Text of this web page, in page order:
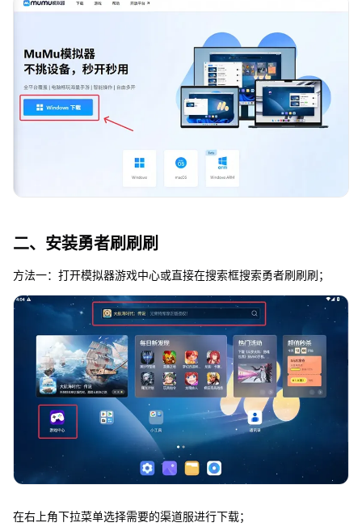
二、安装勇者刷刷刷
方法一：打开模拟器游戏中心或直接在搜索框搜索勇者刷刷刷；
在右上角下拉菜单选择需要的渠道服进行下载；